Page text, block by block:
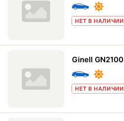
НЕТ В НАЛИЧИИ
Ginell GN2100
НЕТ В НАЛИЧИИ